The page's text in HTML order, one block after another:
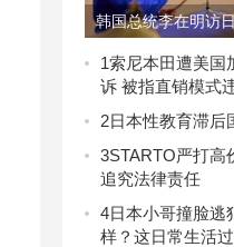
韩国总统李在明访
1索尼本田遭美国
诉 被指直销模式
2日本性教育滞后
3STARTO严打高
追究法律责任
4日本小哥撞脸逃
样？这日常生活